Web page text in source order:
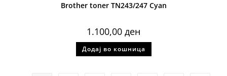
Brother toner TN243/247 Cyan
1.100,00 ден
Додај во кошница